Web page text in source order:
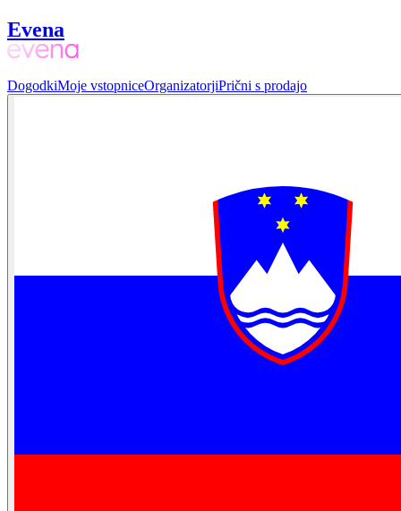
Evena
DogodkiMoje vstopniceOrganizatorjiPrični s prodajo